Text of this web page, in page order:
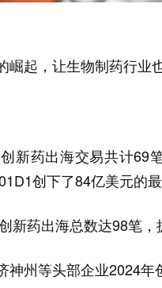
崛起，让生物制药行业
创新药出海交易共计69
创下了84亿美元的
新药出海总数达98笔
神州等头部企业2024